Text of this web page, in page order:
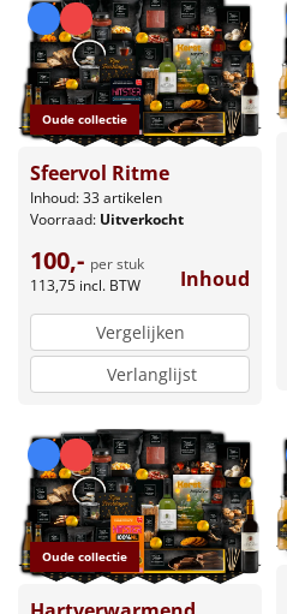
Oude collectie
Sfeervol Ritme
Inhoud: 33 artikelen
Voorraad: Uitverkocht
100,- per stuk
113,75 incl. BTW Inhoud
Vergelijken
Verlanglijst
Oude collectie